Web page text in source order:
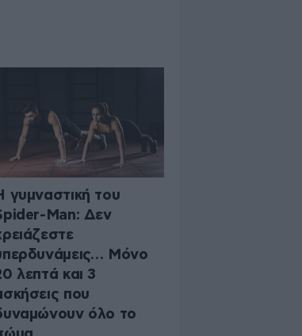
γυμναστική του
Man: Δεν
Μόνο
λεπτά και 3
που
όλο το